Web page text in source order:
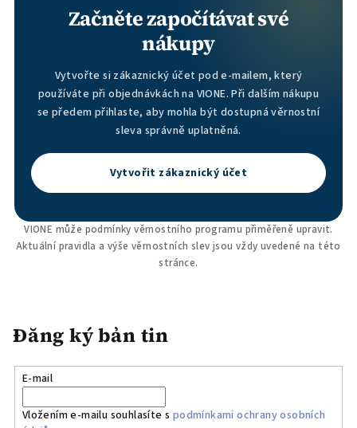
Začněte započítávat své
nákupy
Vytvořte si zákaznický účet pod e-mailem, který
používáte při objednávkách na VIONE. Při dalším nákupu
se předem přihlaste, aby mohla být dostupná věrnostní
sleva správně uplatněná.
Vytvořit zákaznický účet
VIONE může podmínky věrnostního programu přiměřeně upravit.
Aktuální pravidla a výše věrnostních slev jsou vždy uvedené na této
stránce.
Đăng ký bản tin
E-mail
Vložením e-mailu souhlasíte s podmínkami ochrany osobních